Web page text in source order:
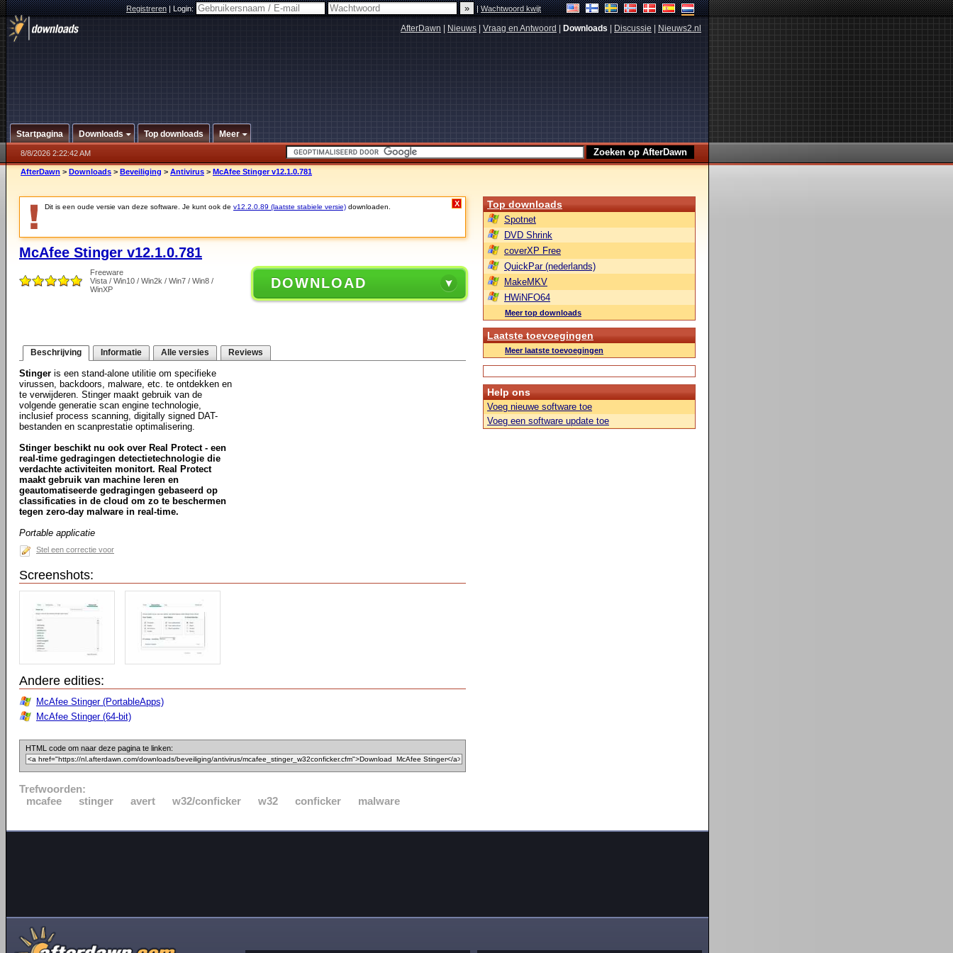
Registreren|Login: |Wachtwoord kwijt
AfterDawn Nieuws Vraag en Antwoord Downloads Discussie Nieuws2.nl
Startpagina Downloads Top downloads Meer
8/8/2026 2:22:42 AM
AfterDawn > Downloads > Beveiliging > Antivirus > McAfee Stinger v12.1.0.781
Dit is een oude versie van deze software. Je kunt ook de v12.2.0.89 (laatste stabiele versie) downloaden. X
McAfee Stinger v12.1.0.781
Freeware
Vista / Win10 / Win2k / Win7 / Win8 /
WinXP
DOWNLOAD
Beschrijving Informatie Alle versies Reviews
Stinger is een stand-alone utilitie om specifieke
virussen, backdoors, malware, etc. te ontdekken en
te verwijderen. Stinger maakt gebruik van de
volgende generatie scan engine technologie,
inclusief process scanning, digitally signed DAT-
bestanden en scanprestatie optimalisering.
Stinger beschikt nu ook over Real Protect - een
real-time gedragingen detectietechnologie die
verdachte activiteiten monitort. Real Protect
maakt gebruik van machine leren en
geautomatiseerde gedragingen gebaseerd op
classificaties in de cloud om zo te beschermen
tegen zero-day malware in real-time.
Portable applicatie
Stel een correctie voor
Screenshots:
Andere edities:
McAfee Stinger (PortableApps)
McAfee Stinger (64-bit)
HTML code om naar deze pagina te linken:
Trefwoorden:
mcafee
stinger avert w32/conficker w32 conficker malware
Top downloads
Spotnet
DVD Shrink
coverXP Free
QuickPar (nederlands)
MakeMKV
HWiNFO64
Meer top downloads
Laatste toevoegingen
Meer laatste toevoegingen
Help ons
Voeg nieuwe software toe
Voeg een software update toe